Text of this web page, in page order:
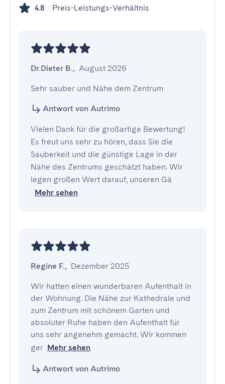
4.8 Preis-Leistungs-Verhältnis
Dr.Dieter B., August 2026
Sehr sauber und Nähe dem Zentrum
Antwort von Autrimo
Vielen Dank für die großartige Bewertung!
Es freut uns sehr zu hören, dass Sie die
Sauberkeit und die günstige Lage in der
Nähe des Zentrums geschätzt haben. Wir
legen großen Wert darauf, unseren Gä
Mehr sehen
Regine F., Dezember 2025
Wir hatten einen wunderbaren Aufenthalt in
der Wohnung. Die Nähe zur Kathedrale und
zum Zentrum mit schönem Garten und
absoluter Ruhe haben den Aufenthalt für
uns sehr angenehm gemacht. Wir kommen
ger Mehr sehen
Antwort von Autrimo